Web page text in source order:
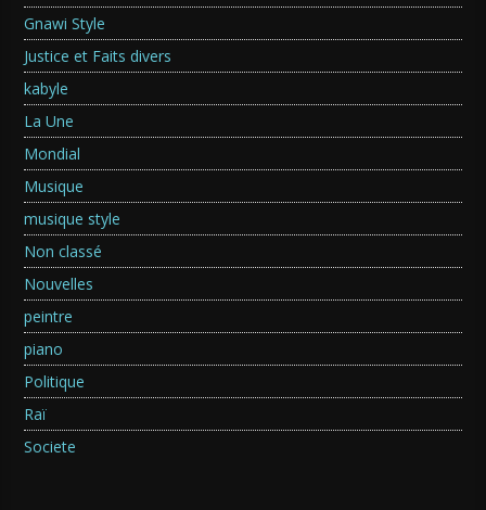
Gnawi Style
Justice et Faits divers
kabyle
La Une
Mondial
Musique
musique style
Non classé
Nouvelles
peintre
piano
Politique
Raï
Societe